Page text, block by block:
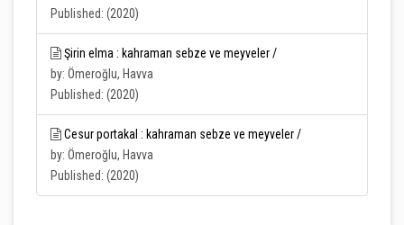
Published: (2020)
Şirin elma : kahraman sebze ve meyveler /
by: Ömeroğlu, Havva
Published: (2020)
Cesur portakal : kahraman sebze ve meyveler /
by: Ömeroğlu, Havva
Published: (2020)